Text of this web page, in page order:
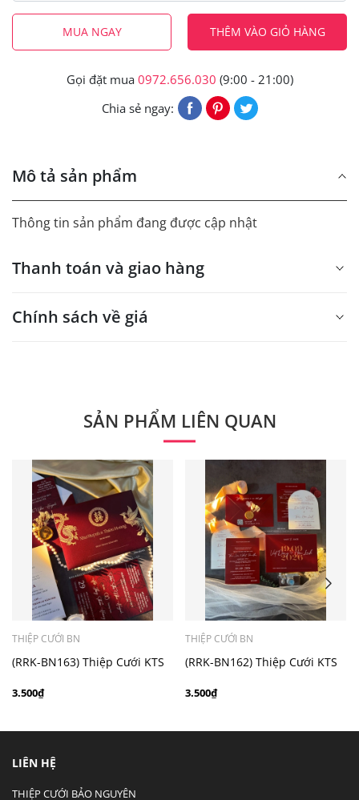
MUA NGAY THÊM VÀO GIỎ HÀNG
Gọi đặt mua 0972.656.030 (9:00 - 21:00)
Chia sẻ ngay:
Mô tả sản phẩm
Thông tin sản phẩm đang được cập nhật
Thanh toán và giao hàng
Chính sách về giá
Quý khách vui lòng liên hệ để có thông tin chính xác.
- Mẫu dưới 3000 giá chưa bao gồm bản đồ, quý khách
có nhu cầu in bản đồ sẽ có mức phí 300 - 500 đồng 1
thiệp tuỳ chất liệu.
SẢN PHẨM LIÊN QUAN
THIỆP CƯỚI BN
(RRK-BN163) Thiệp Cưới KTS
3.500₫
THIỆP CƯỚI BN
(RRK-BN162) Thiệp Cưới KTS
3.500₫
LIÊN HỆ
THIỆP CƯỚI BẢO NGUYÊN